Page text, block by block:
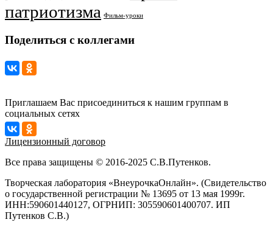
патриотизма Фильм-уроки
Поделиться с коллегами
Приглашаем Вас присоединиться к нашим группам в
социальных сетях
Лицензионный договор
Все права защищены © 2016-2025 С.В.Путенков.
Творческая лаборатория «ВнеурочкаОнлайн». (Свидетельство
о государственной регистрации № 13695 от 13 мая 1999г.
ИНН:590601440127, ОГРНИП: 305590601400707. ИП
Путенков С.В.)